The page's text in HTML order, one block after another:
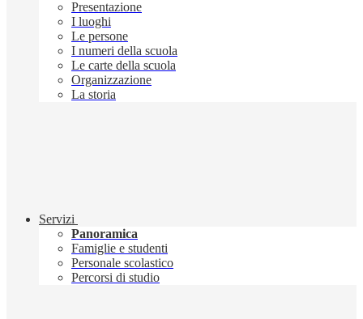
Presentazione
I luoghi
Le persone
I numeri della scuola
Le carte della scuola
Organizzazione
La storia
Servizi
Panoramica
Famiglie e studenti
Personale scolastico
Percorsi di studio